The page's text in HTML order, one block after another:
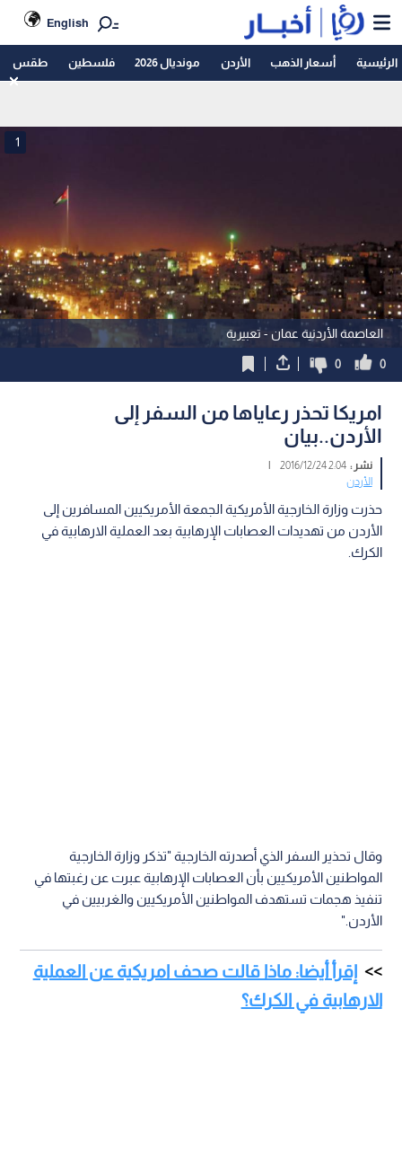
English
الرئيسية أسعار الذهب الأردن مونديال 2026 فلسطين طقس
العاصمة الأردنية عمان - تعبيرية
1
0
0
امريكا تحذر رعاياها من السفر إلى
الأردن..بيان
نشر :2:04 2016/12/24
|
الأردن
حذرت وزارة الخارجية الأمريكية الجمعة الأمريكيين المسافرين إلى
الأردن من تهديدات العصابات الإرهابية بعد العملية الارهابية في
الكرك.
وقال تحذير السفر الذي أصدرته الخارجية "تذكر وزارة الخارجية
المواطنين الأمريكيين بأن العصابات الإرهابية عبرت عن رغبتها في
تنفيذ هجمات تستهدف المواطنين الأمريكيين والغربيين في
الأردن."
إقرأ أيضا: ماذا قالت صحف امريكية عن العملية
الارهابية في الكرك؟